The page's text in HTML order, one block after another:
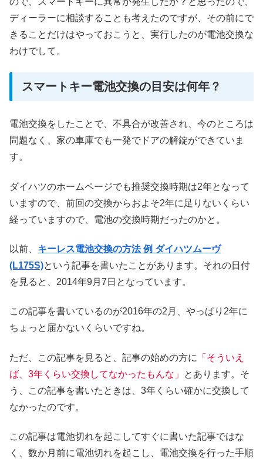
ディーラーに相談することも考えたのですが、 その前にで
きることだけはやっておこうと、実行したのが電池交換な
わけでして。
スマートキー電池交換の目安は何年？
電池交換をしたことで、不具合が改善され、今のところは
問題なく、家の車庫でも一発でドアの解錠ができていま
す。
ダイハツのホームページでも推奨交換時期は2年となって
いますので、 前回の交換からおよそ2年に足りないくらい
経っていますので、電池の交換時期だったのかと。
以前、 キーレス電池交換の方法 例 ダイハツムーヴ
(L175S)という記事を書いたことがあります。それの日付
を見ると、2014年9月7日となっています。
この記事を書いているのが2016年の2月、やっぱり2年に
ちょっと届かないくらいですね。
ただ、この記事を見ると、記事の始めの方に
「そういえ
ば、3年くらい交換してなかったもんな」
とあります。そ
う、この記事を書いたときは、3年くらい確かに交換して
なかったのです。
この記事は電池切れを起こしてすぐに書いた記事ではな
く、数か月前に電池切れを起こし、電池交換を行った手順